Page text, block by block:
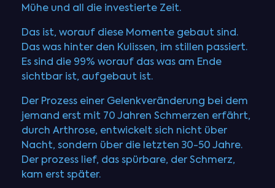
Mühe und all die investierte Zeit.
Das ist, worauf diese Momente gebaut sind.
Das was hinter den Kulissen, im stillen passiert.
Es sind die 99% worauf das was am Ende
sichtbar ist, aufgebaut ist.
Der Prozess einer Gelenkveränderung bei dem
jemand erst mit 70 Jahren Schmerzen erfährt,
durch Arthrose, entwickelt sich nicht über
Nacht, sondern über die letzten 30-50 Jahre.
Der prozess lief, das spürbare, der Schmerz,
kam erst später.